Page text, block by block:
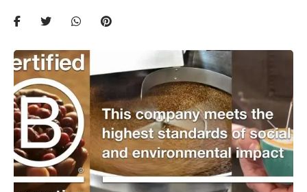
Previous Next